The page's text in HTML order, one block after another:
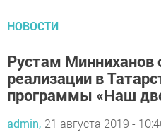
НОВОСТИ
Рустам Минниханов
реализации в
программы «Наш
admin, 21 августа 2019 -